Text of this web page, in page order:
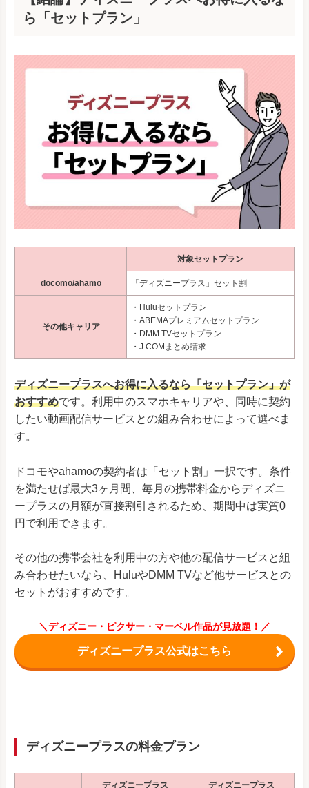
ら「セットプラン」
対象セットプラン
docomo/ahamo 「ディズニープラス」セット割
その他キャリア
・Huluセットプラン
・ABEMAプレミアムセットプラン
・DMM TVセットプラン
・J:COMまとめ請求
ディズニープラスへお得に入るなら「セットプラン」が
おすすめです。利用中のスマホキャリアや、同時に契約
したい動画配信サービスとの組み合わせによって選べま
す。
ドコモやahamoの契約者は「セット割」一択です。条件
を満たせば最大3ヶ月間、毎月の携帯料金からディズニ
ープラスの月額が直接割引されるため、期間中は実質0
円で利用できます。
その他の携帯会社を利用中の方や他の配信サービスと組
み合わせたいなら、HuluやDMM TVなど他サービスとの
セットがおすすめです。
＼ディズニー・ピクサー・マーベル作品が見放題！／
ディズニープラス公式はこちら
ディズニープラスの料金プラン
ディズニープラス ディズニープラス